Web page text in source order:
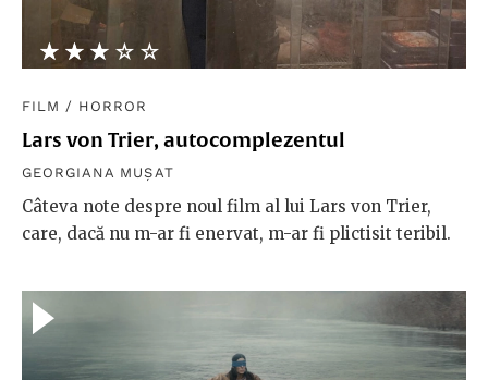
★★★★★
☆☆☆☆☆
FILM / HORROR
Lars von Trier, autocomplezentul
GEORGIANA MUȘAT
Câteva note despre noul film al lui Lars von Trier,
care, dacă nu m-ar fi enervat, m-ar fi plictisit teribil.